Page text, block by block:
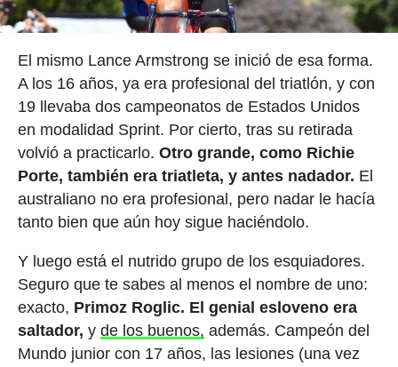
El mismo Lance Armstrong se inició de esa forma.
A los 16 años, ya era profesional del triatlón, y con
19 llevaba dos campeonatos de Estados Unidos
en modalidad Sprint. Por cierto, tras su retirada
volvió a practicarlo. Otro grande, como Richie
Porte, también era triatleta, y antes nadador. El
australiano no era profesional, pero nadar le hacía
tanto bien que aún hoy sigue haciéndolo.
Y luego está el nutrido grupo de los esquiadores.
Seguro que te sabes al menos el nombre de uno:
exacto, Primoz Roglic. El genial esloveno era
saltador, y de los buenos, además. Campeón del
Mundo junior con 17 años, las lesiones (una vez